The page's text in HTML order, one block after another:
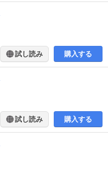
試し読み 購入する
試し読み 購入する